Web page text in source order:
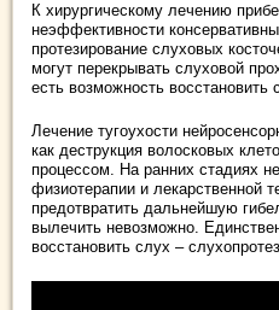
К хирургическому лечению
неэффективности
протезирование слуховых
могут перекрывать слуховой
есть возможность
Лечение тугоухости
как деструкция волосковых
процессом. На ранних стадиях
физиотерапии и лекарственной
предотвратить дальнейшую
вылечить невозможно.
восстановить слух –